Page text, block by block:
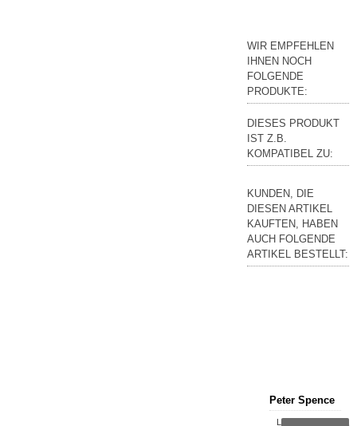
WIR EMPFEHLEN
IHNEN NOCH
FOLGENDE
PRODUKTE:
DIESES PRODUKT
IST Z.B.
KOMPATIBEL ZU:
KUNDEN, DIE
DIESEN ARTIKEL
KAUFTEN, HABEN
AUCH FOLGENDE
ARTIKEL BESTELLT:
Peter Spence
Lieferzeit: